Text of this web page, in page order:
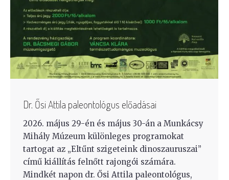
Dr. Ősi Attila paleontológus előadásai
2026. május 29-én és május 30-án a Munkácsy
Mihály Múzeum különleges programokat
tartogat az „Eltűnt szigeteink dinoszauruszai”
című kiállítás felnőtt rajongói számára.
Mindkét napon dr. Ősi Attila paleontológus,